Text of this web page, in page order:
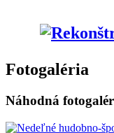
Fotogaléria
Náhodná